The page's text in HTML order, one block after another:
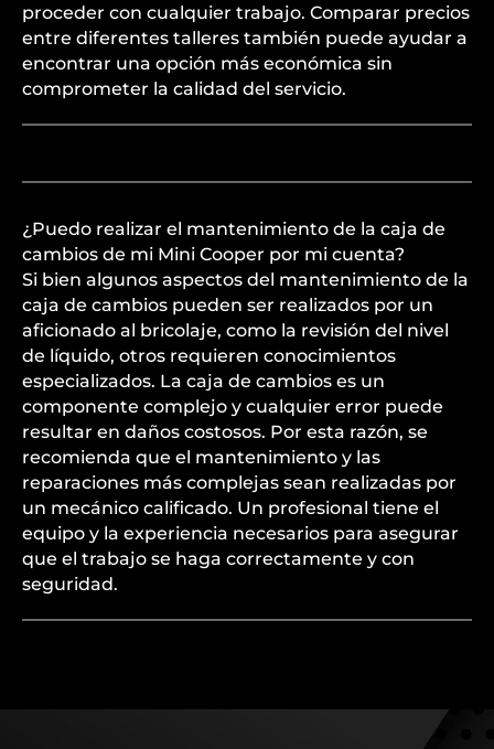
proceder con cualquier trabajo. Comparar precios
entre diferentes talleres también puede ayudar a
encontrar una opción más económica sin
comprometer la calidad del servicio.
¿Puedo realizar el mantenimiento de la caja de
cambios de mi Mini Cooper por mi cuenta?
Si bien algunos aspectos del mantenimiento de la
caja de cambios pueden ser realizados por un
aficionado al bricolaje, como la revisión del nivel
de líquido, otros requieren conocimientos
especializados. La caja de cambios es un
componente complejo y cualquier error puede
resultar en daños costosos. Por esta razón, se
recomienda que el mantenimiento y las
reparaciones más complejas sean realizadas por
un mecánico calificado. Un profesional tiene el
equipo y la experiencia necesarios para asegurar
que el trabajo se haga correctamente y con
seguridad.